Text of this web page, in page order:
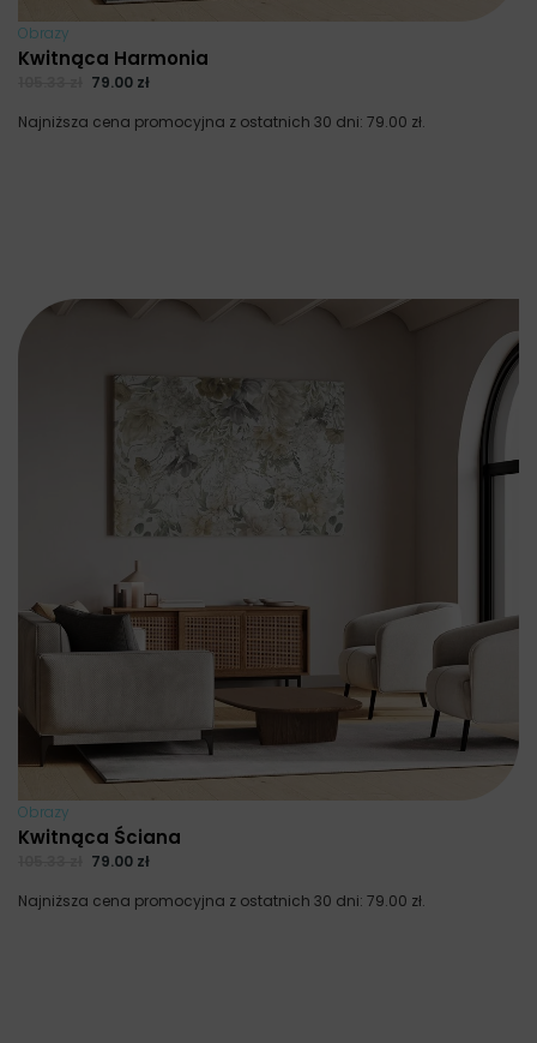
Obrazy
Kwitnąca Harmonia
79.00 zł
Najniższa cena promocyjna z ostatnich 30 dni: 79.00 zł.
Obrazy
Kwitnąca Ściana
79.00 zł
Najniższa cena promocyjna z ostatnich 30 dni: 79.00 zł.